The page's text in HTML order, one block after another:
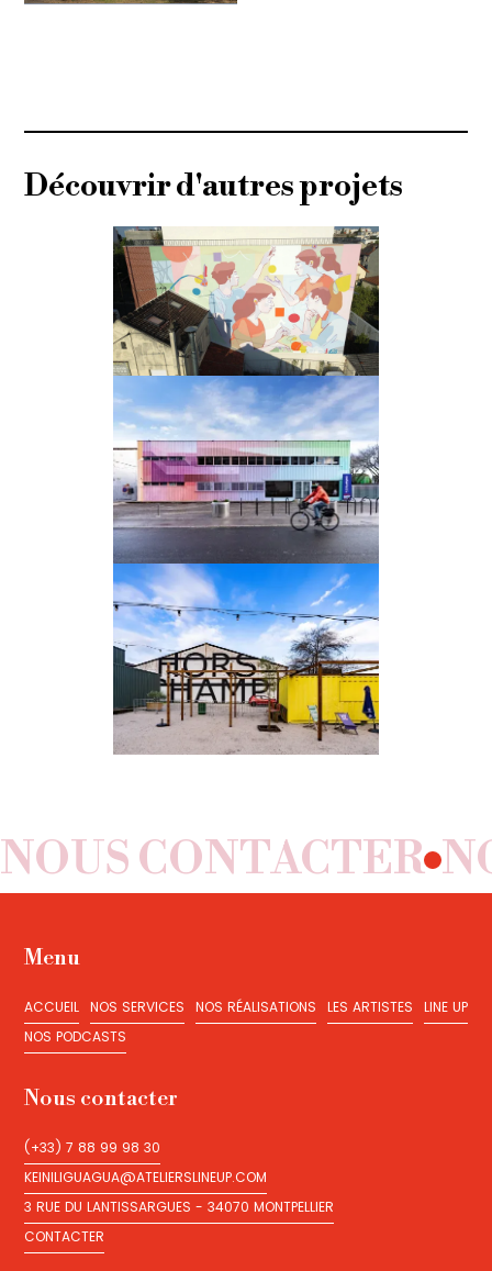
Découvrir d'autres projets
NOUS CONTACTER
Menu
ACCUEIL
ACCUEIL
NOS SERVICES
NOS SERVICES
NOS RÉALISATIONS
LES ARTISTES
LINE UP
NOS PODCASTS
Nous contacter
(+33) 7 88 99 98 30
(+33) 7 88 99 98 30
KEINILIGUAGUA@ATELIERSLINEUP.COM
KEINILIGUAGUA@ATELIERSLINEUP.COM
3 RUE DU LANTISSARGUES - 34070 MONTPELLIER
3 RUE DU LANTISSARGUES - 34070 MONTPELLIER
CONTACTER